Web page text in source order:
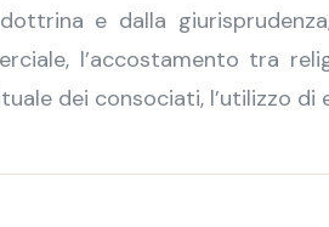
e dalla
l’accostamento tra
dei consociati, l’utilizzo